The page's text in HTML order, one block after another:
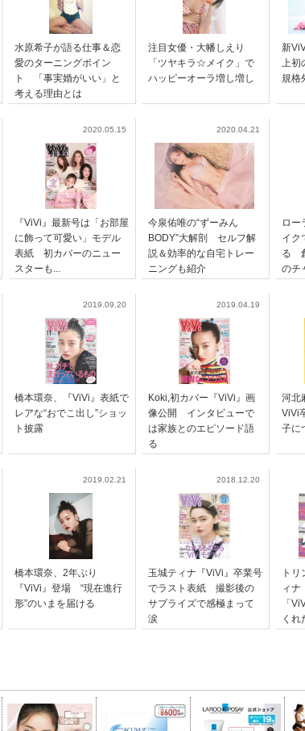
水原希子が語る仕事＆恋
愛のターニングポイン
ト 「事実婚がいい」と
考える理由とは
注目女優・大幡しえり
「ツヤキラ☆メイク」で
ハッピーオーラ増し増し
新
上初
規格
2020.05.15
『ViVi』最新号は「お部屋
に飾って可愛い」モデル
表紙 初カバーのニュー
スターも...
2020.04.21
今泉佑唯の“ずーみん
BODY”大解剖 セルフ解
説＆効率的な自宅トレー
ニングも紹介
ロー
イク
る
のチ
2019.09.20
橋本環奈、『ViVi』表紙で
レアな“おでこ出し”ショッ
ト披露
2019.04.19
Koki,初カバー『ViVi』画
像公開 インタビューで
は家族とのエピソード語
る
河北
ViVi
子に
2019.02.21
橋本環奈、2年ぶり
『ViVi』登場 “現在進行
形”のいまを届ける
2018.12.20
玉城ティナ『ViVi』卒業号
でラスト表紙 撮影後の
サプライズで感極まって
涙
ト
ィナ
「
くれ